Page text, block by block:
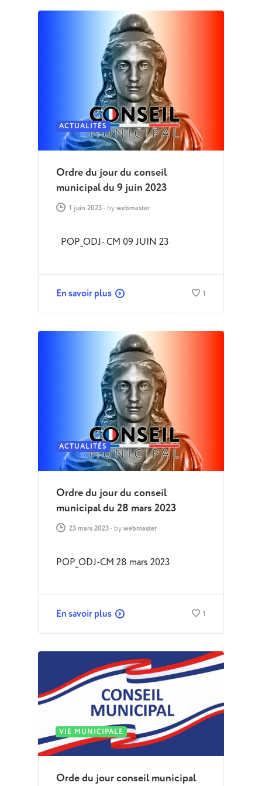
ACTUALITÉS
Ordre du jour du conseil
municipal du 9 juin 2023
1 juin 2023- by webmaster
POP_ODJ- CM 09 JUIN 23
En savoir plus 1
ACTUALITÉS
Ordre du jour du conseil
municipal du 28 mars 2023
23 mars 2023- by webmaster
POP_ODJ-CM 28 mars 2023
En savoir plus 1
VIE MUNICIPALE
Orde du jour conseil municipal